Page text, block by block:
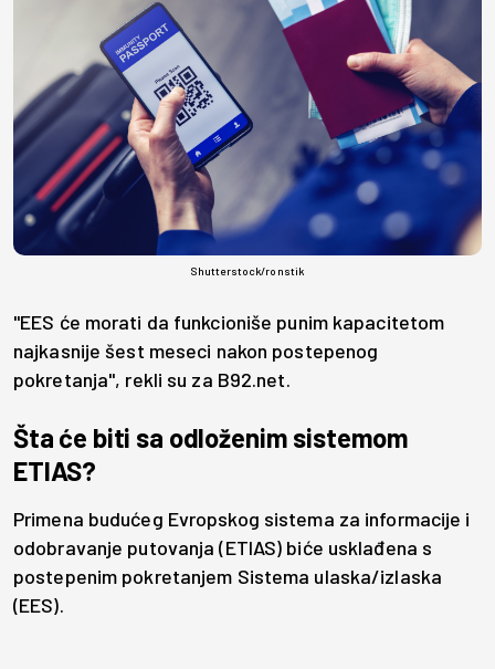
Shutterstock/ronstik
"EES će morati da funkcioniše punim kapacitetom
najkasnije šest meseci nakon postepenog
pokretanja", rekli su za B92.net.
Šta će biti sa odloženim sistemom
ETIAS?
Primena budućeg Evropskog sistema za informacije i
odobravanje putovanja (ETIAS) biće usklađena s
postepenim pokretanjem Sistema ulaska/izlaska
(EES).